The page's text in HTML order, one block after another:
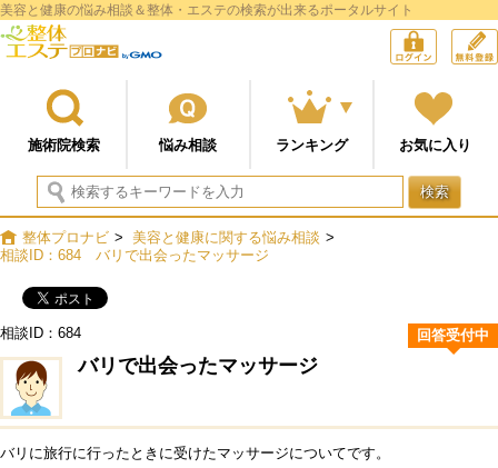
美容と健康の悩み相談＆整体・エステの検索が出来るポータルサイト
施術院検索 悩み相談 ランキング お気に入り
ログイン
検索
整体プロナビ > 美容と健康に関する悩み相談 >
相談ID：684 バリで出会ったマッサージ
バリで出会ったマッサージ
バリに旅行に行ったときに受けたマッサージについてです。
相談ID：684 回答受付中